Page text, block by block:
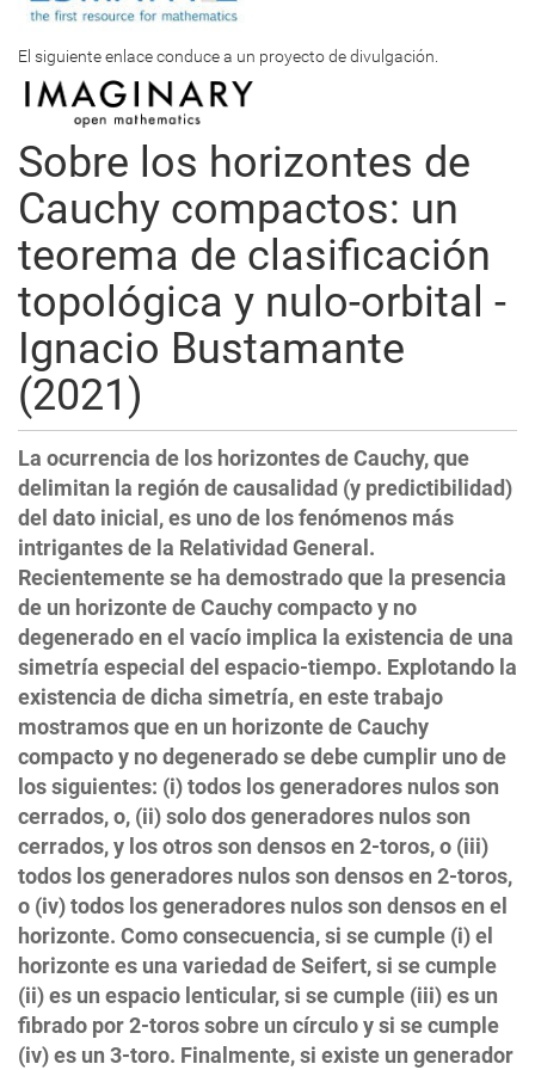
El siguiente enlace conduce a un proyecto de divulgación.
Sobre los horizontes de
Cauchy compactos: un
teorema de clasificación
topológica y nulo-orbital -
Ignacio Bustamante
(2021)
La ocurrencia de los horizontes de Cauchy, que
delimitan la región de causalidad (y predictibilidad)
del dato inicial, es uno de los fenómenos más
intrigantes de la Relatividad General.
Recientemente se ha demostrado que la presencia
de un horizonte de Cauchy compacto y no
degenerado en el vacío implica la existencia de una
simetría especial del espacio-tiempo. Explotando la
existencia de dicha simetría, en este trabajo
mostramos que en un horizonte de Cauchy
compacto y no degenerado se debe cumplir uno de
los siguientes: (i) todos los generadores nulos son
cerrados, o, (ii) solo dos generadores nulos son
cerrados, y los otros son densos en 2-toros, o (iii)
todos los generadores nulos son densos en 2-toros,
o (iv) todos los generadores nulos son densos en el
horizonte. Como consecuencia, si se cumple (i) el
horizonte es una variedad de Seifert, si se cumple
(ii) es un espacio lenticular, si se cumple (iii) es un
fibrado por 2-toros sobre un círculo y si se cumple
(iv) es un 3-toro. Finalmente, si existe un generador